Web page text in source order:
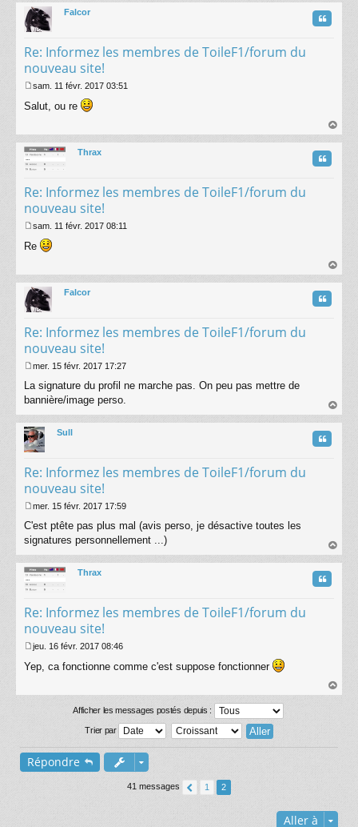
Falcor
Re: Informez les membres de ToileF1/forum du
nouveau site!
Citation
e
a
g
e
sam. 11 févr. 2017 03:51
Salut, ou re
au
Thrax
Re: Informez les membres de ToileF1/forum du
nouveau site!
Citation
e
a
g
e
sam. 11 févr. 2017 08:11
Re
au
Falcor
Re: Informez les membres de ToileF1/forum du
nouveau site!
Citation
e
s
a
g
e
mer. 15 févr. 2017 17:27
La signature du profil ne marche pas. On peu pas mettre de
bannière/image perso.
au
Sull
Re: Informez les membres de ToileF1/forum du
nouveau site!
Citation
e
s
a
g
e
mer. 15 févr. 2017 17:59
C'est ptête pas plus mal (avis perso, je désactive toutes les
signatures personnellement ...)
au
Thrax
Re: Informez les membres de ToileF1/forum du
nouveau site!
Citation
e
jeu. 16 févr. 2017 08:46
Yep, ca fonctionne comme c'est suppose fonctionner
au
Afficher les messages postés depuis :
Trier par
Répondre
41 messages 1 2
Aller à